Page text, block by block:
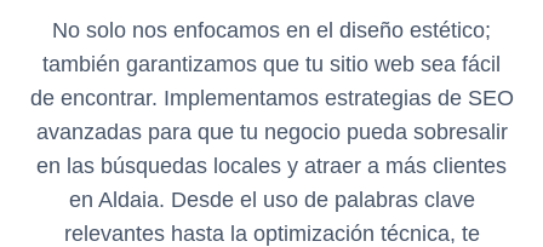
No solo nos enfocamos en el diseño estético;
también garantizamos que tu sitio web sea fácil
de encontrar. Implementamos estrategias de SEO
avanzadas para que tu negocio pueda sobresalir
en las búsquedas locales y atraer a más clientes
en Aldaia. Desde el uso de palabras clave
relevantes hasta la optimización técnica, te